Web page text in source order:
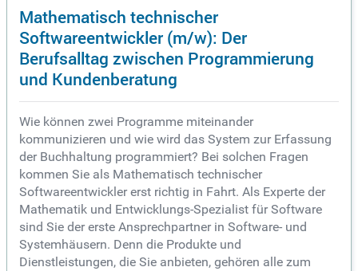
Mathematisch technischer
Softwareentwickler (m/w): Der
Berufsalltag zwischen Programmierung
und Kundenberatung
Wie können zwei Programme miteinander
kommunizieren und wie wird das System zur Erfassung
der Buchhaltung programmiert? Bei solchen Fragen
kommen Sie als Mathematisch technischer
Softwareentwickler erst richtig in Fahrt. Als Experte der
Mathematik und Entwicklungs-Spezialist für Software
sind Sie der erste Ansprechpartner in Software- und
Systemhäusern. Denn die Produkte und
Dienstleistungen, die Sie anbieten, gehören alle zum